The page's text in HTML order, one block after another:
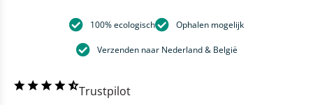
100% ecologisch Ophalen mogelijk
Verzenden naar Nederland & België
Trustpilot